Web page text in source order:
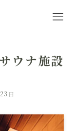
ウナ施設
日